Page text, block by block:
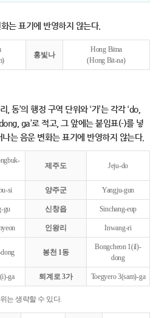
는 표기에 반영하지 않는다.
홍빛나
Hong Bitna
(Hong Bit-na)
, 동’의 행정 구역 단위와 ‘가’는 각각 ‘do,
ga’로 적고, 그 앞에는 붙임표(-)를 넣
는 음운 변화는 표기에 반영하지 않는다.
제주도 Jeju-do
si 양주군 Yangju-gun
gu 신창읍 Sinchang-eup
인왕리 Inwang-ri
봉천 1동
Bongcheon 1(il)-
dong
ga 퇴계로 3가 Toegyero 3(sam)-ga
는 생략할 수 있다.